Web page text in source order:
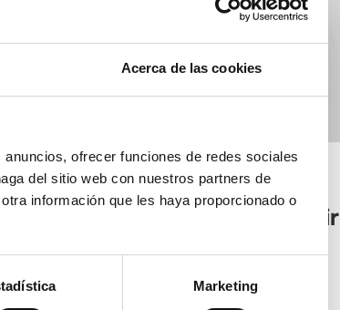
Acerca de las cookies
ofrecer funciones de redes sociales
del sitio web con nuestros partners de
información que les haya proporcionado o
Marketing
La Plana Alta
Castellón Vermouth Fair